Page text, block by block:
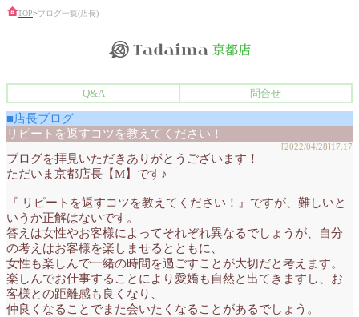
TOP>ブログ一覧(店長)
Q&A 問合せ
■店長ブログ
リピートを返すコツを教えてください！
[2022/04/28]17:17
ブログを拝見いただきありがとうございます！
ただいま京都店長【M】です♪
『 リピートを返すコツを教えてください！』ですが、難しいと
いうか正解はないです。
答えは女性やお客様によってそれぞれ異なるでしょうが、自分
の考えはお客様を楽しませるとともに、
女性も楽しんで一緒の時間を過ごすことが大切だと考えます。
楽しんでお仕事することにより愛嬌も自然と出てきますし、お
客様との距離感も良くなり、
仲良くなることでまた会いたくなることがあるでしょう。